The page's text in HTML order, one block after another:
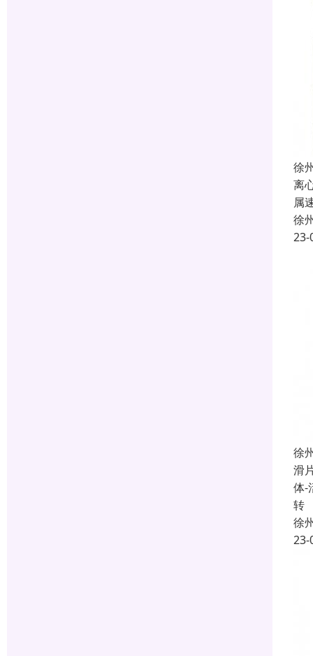
徐
离
属
徐
23-
徐
滑
体-
转
徐
23-